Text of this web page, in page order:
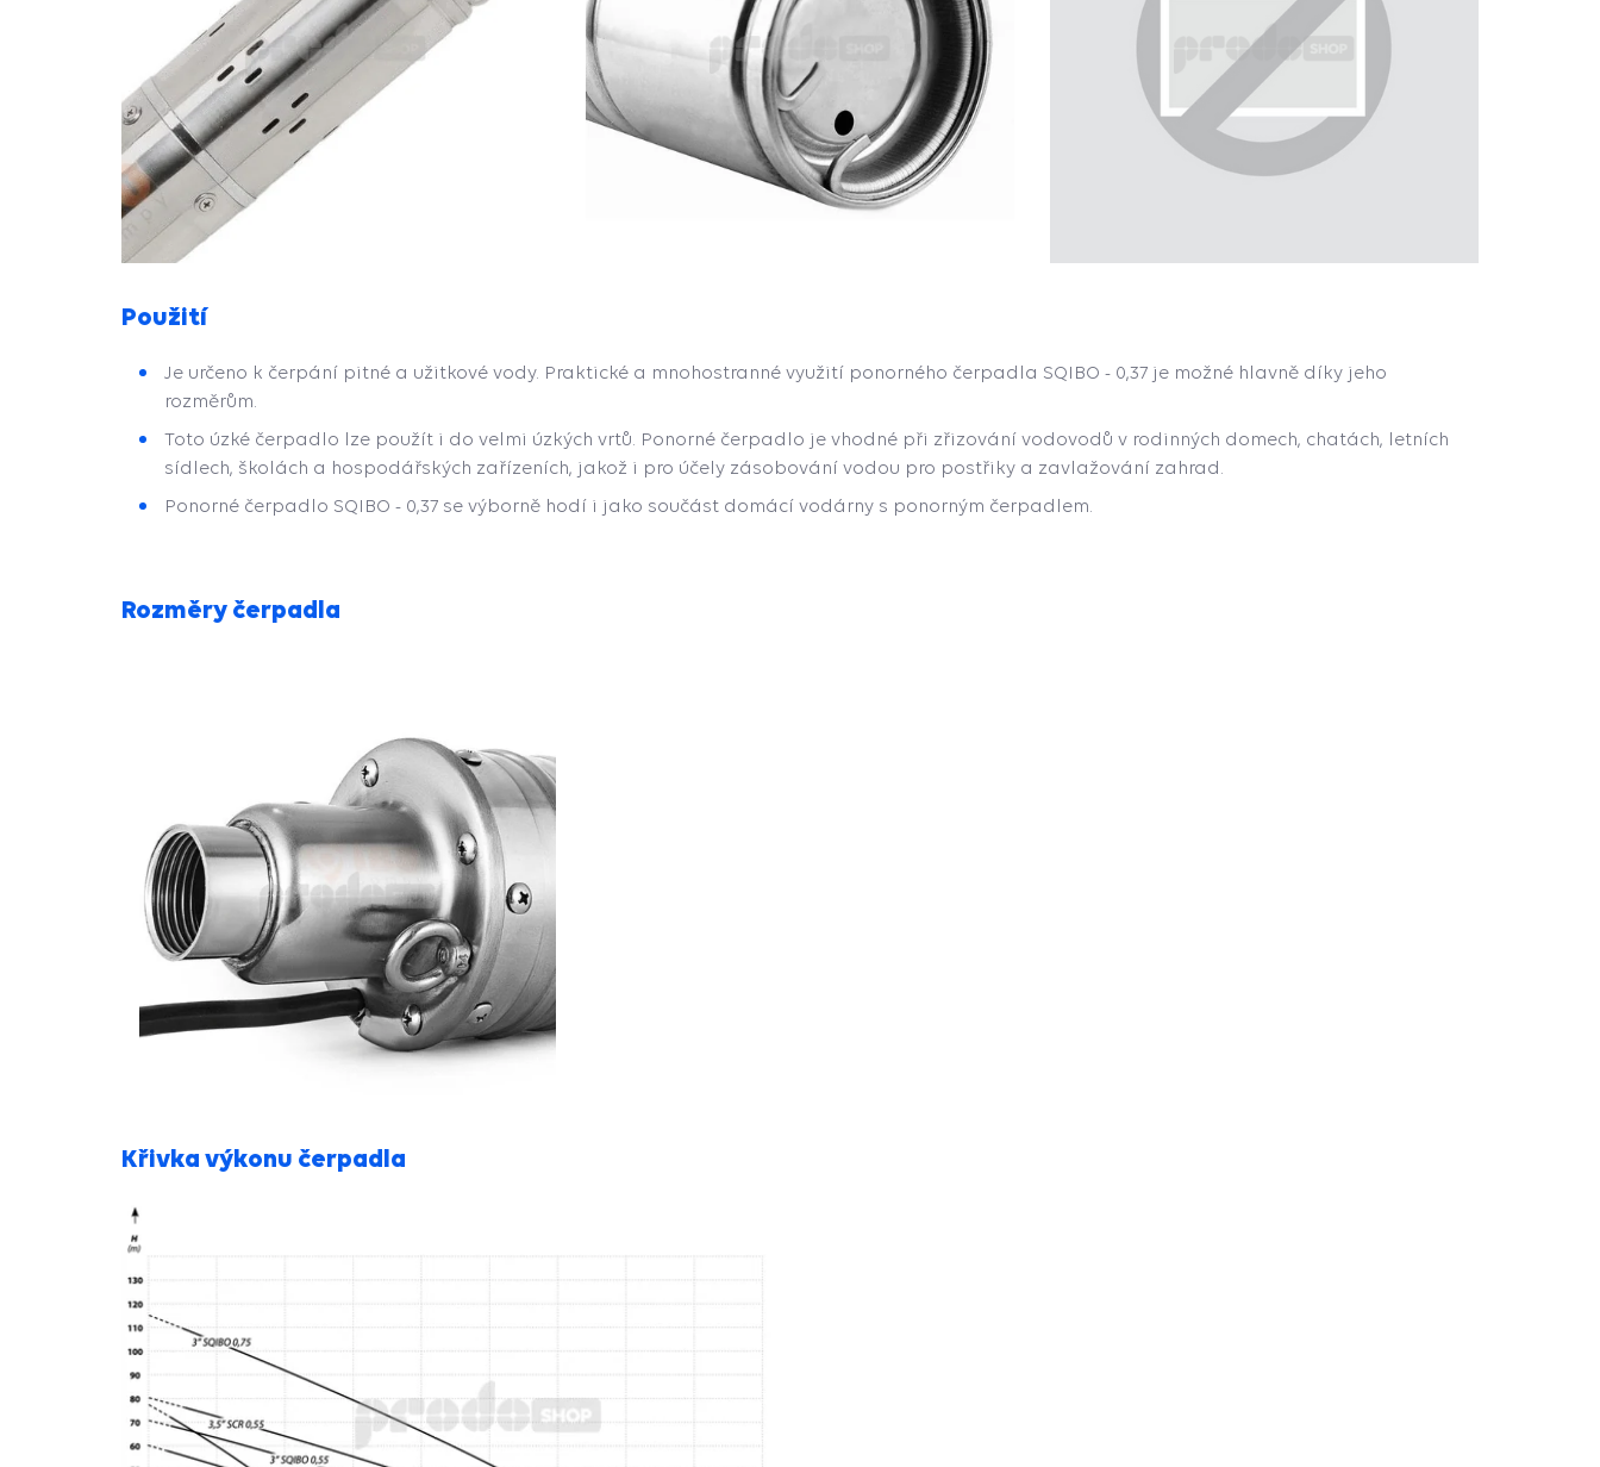
Použití
Je určeno k čerpání pitné a užitkové vody. Praktické a mnohostranné využití ponorného čerpadla SQIBO - 0,37 je možné hlavně díky jeho
rozměrům.
Toto úzké čerpadlo lze použít i do velmi úzkých vrtů. Ponorné čerpadlo je vhodné při zřizování vodovodů v rodinných domech, chatách, letních
sídlech, školách a hospodářských zařízeních, jakož i pro účely zásobování vodou pro postřiky a zavlažování zahrad.
Ponorné čerpadlo SQIBO - 0,37 se výborně hodí i jako součást domácí vodárny s ponorným čerpadlem.
Rozměry čerpadla
Křivka výkonu čerpadla